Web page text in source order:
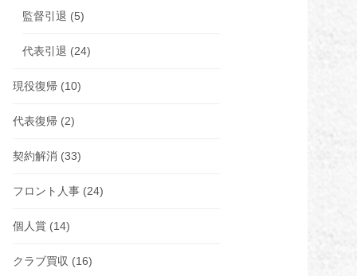
監督引退 (5)
代表引退 (24)
現役復帰 (10)
代表復帰 (2)
契約解消 (33)
フロント人事 (24)
個人賞 (14)
クラブ買収 (16)